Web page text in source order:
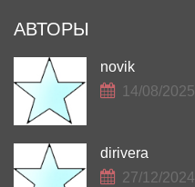
АВТОРЫ
novik
14/08/2025
dirivera
27/12/2024